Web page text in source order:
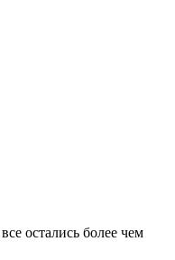
остались более чем